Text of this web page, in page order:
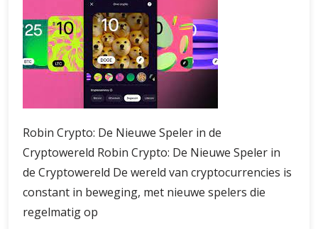
Robin Crypto: De Nieuwe Speler in de
Cryptowereld Robin Crypto: De Nieuwe Speler in
de Cryptowereld De wereld van cryptocurrencies is
constant in beweging, met nieuwe spelers die
regelmatig op